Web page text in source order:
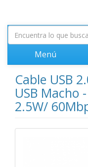
Menú
Cable USB
USB Macho
2.5W/